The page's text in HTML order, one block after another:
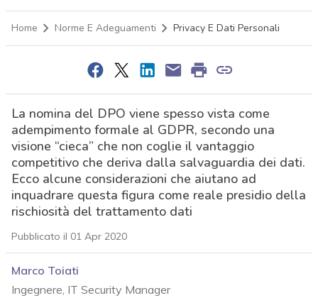
Home Norme E Adeguamenti Privacy E Dati Personali
La nomina del DPO viene spesso vista come
adempimento formale al GDPR, secondo una
visione “cieca” che non coglie il vantaggio
competitivo che deriva dalla salvaguardia dei dati.
Ecco alcune considerazioni che aiutano ad
inquadrare questa figura come reale presidio della
rischiosità del trattamento dati
Pubblicato il 01 Apr 2020
Marco Toiati
Ingegnere, IT Security Manager